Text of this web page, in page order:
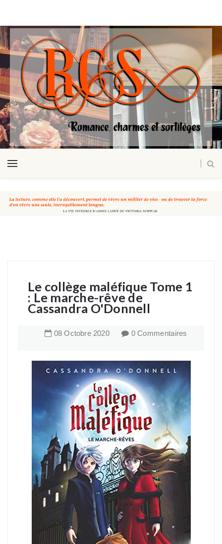
Le collège maléfique Tome 1
: Le marche-rêve de
Cassandra O'Donnell
08 Octobre 2020 0 Commentaires